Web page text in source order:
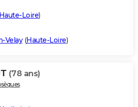
Loire)
Velay(Haute-Loire)
(78 ans)